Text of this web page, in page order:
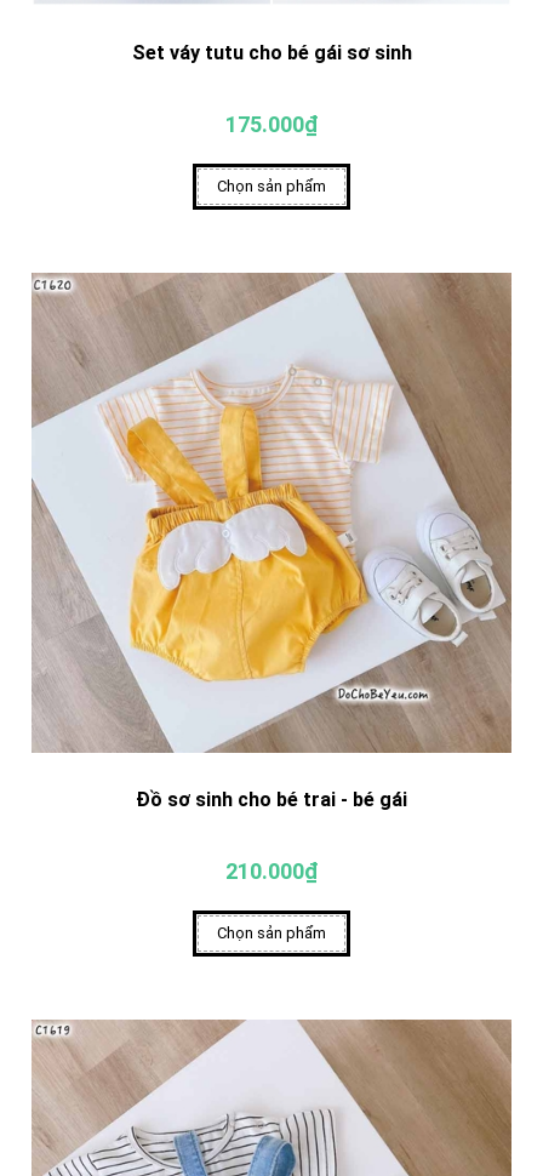
Set váy tutu cho bé gái sơ sinh
175.000₫
Chọn sản phẩm
Đồ sơ sinh cho bé trai - bé gái
210.000₫
Chọn sản phẩm